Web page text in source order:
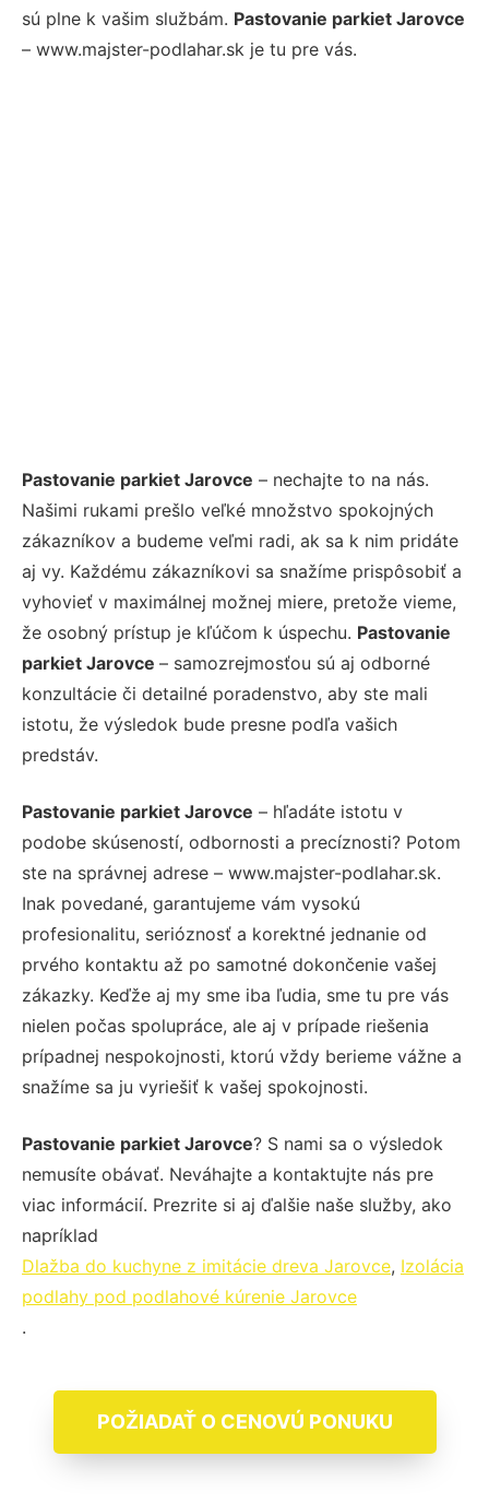
sú plne k vašim službám. Pastovanie parkiet Jarovce
– www.majster-podlahar.sk je tu pre vás.
Pastovanie parkiet Jarovce – nechajte to na nás.
Našimi rukami prešlo veľké množstvo spokojných
zákazníkov a budeme veľmi radi, ak sa k nim pridáte
aj vy. Každému zákazníkovi sa snažíme prispôsobiť a
vyhovieť v maximálnej možnej miere, pretože vieme,
že osobný prístup je kľúčom k úspechu. Pastovanie
parkiet Jarovce – samozrejmosťou sú aj odborné
konzultácie či detailné poradenstvo, aby ste mali
istotu, že výsledok bude presne podľa vašich
predstáv.
Pastovanie parkiet Jarovce – hľadáte istotu v
podobe skúseností, odbornosti a precíznosti? Potom
ste na správnej adrese – www.majster-podlahar.sk.
Inak povedané, garantujeme vám vysokú
profesionalitu, serióznosť a korektné jednanie od
prvého kontaktu až po samotné dokončenie vašej
zákazky. Keďže aj my sme iba ľudia, sme tu pre vás
nielen počas spolupráce, ale aj v prípade riešenia
prípadnej nespokojnosti, ktorú vždy berieme vážne a
snažíme sa ju vyriešiť k vašej spokojnosti.
Pastovanie parkiet Jarovce? S nami sa o výsledok
nemusíte obávať. Neváhajte a kontaktujte nás pre
viac informácií. Prezrite si aj ďalšie naše služby, ako
napríklad
Dlažba do kuchyne z imitácie dreva Jarovce, Izolácia
podlahy pod podlahové kúrenie Jarovce
.
POŽIADAŤ O CENOVÚ PONUKU